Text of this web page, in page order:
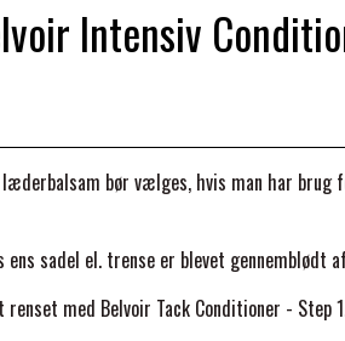
Intensiv
bør vælges, hvis man har
sadel el. trense er blevet gennemblødt
med Belvoir Tack Conditioner - Step